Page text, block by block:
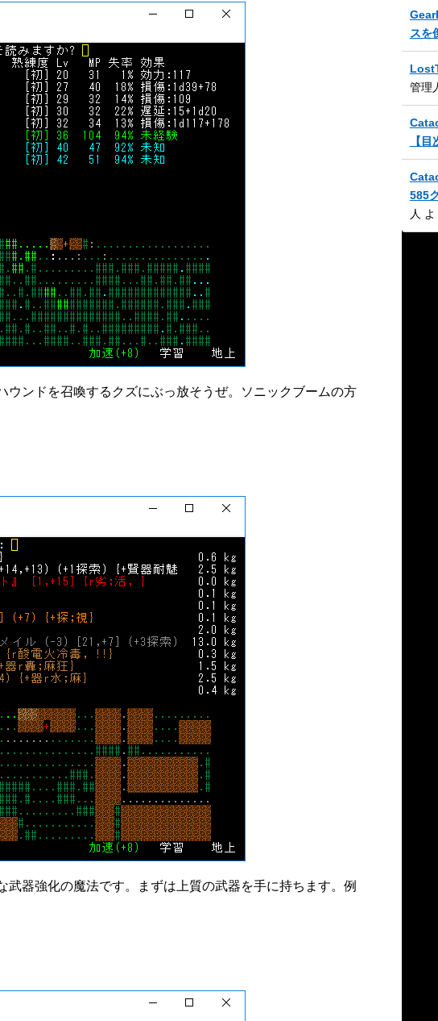
ウンドを召喚するクズにぶっ放そうぜ。ソニックブームの方
器強化の魔法です。まずは上質の武器を手に持ちます。例
スを
管理
【目
585
人
よ